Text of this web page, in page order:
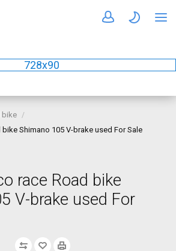
728x90
bike
Shimano 105 V-brake used For Sale
race Road bike
V-brake used For